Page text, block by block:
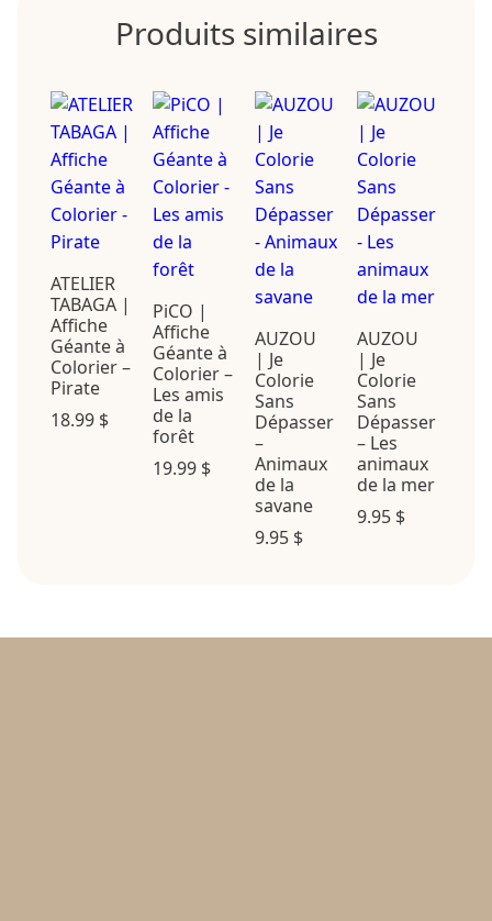
Produits similaires
ATELIER
TABAGA |
Affiche
Géante à
Colorier –
Pirate
18.99 $
PiCO |
Affiche
Géante à
Colorier –
Les amis
de la
forêt
19.99 $
AUZOU
| Je
Colorie
Sans
Dépasser
–
Animaux
de la
savane
9.95 $
AUZOU
| Je
Colorie
Sans
Dépasser
– Les
animaux
de la mer
9.95 $